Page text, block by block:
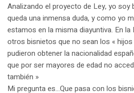
Analizando el proyecto de Ley, yo soy
queda una inmensa duda, y como yo
estamos en la misma diayuntiva. En
otros bisnietos que no sean los «
pudieron obtener la nacionalidad
que por ser mayores de edad no
también »
Mi pregunta es…Que pasa con los